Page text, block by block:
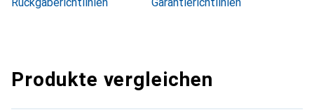
Produkte vergleichen